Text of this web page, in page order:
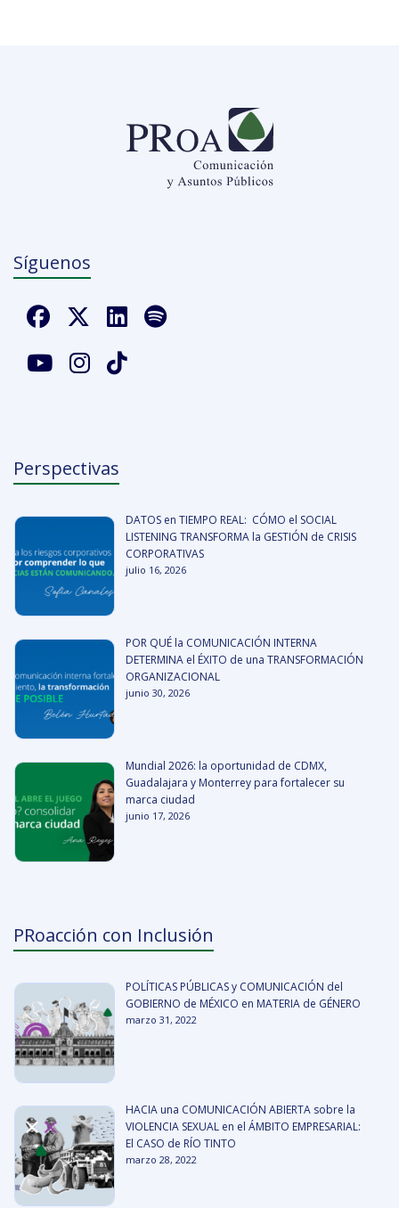
Síguenos
Perspectivas
DATOS en TIEMPO REAL: CÓMO el SOCIAL
LISTENING TRANSFORMA la GESTIÓN de CRISIS
CORPORATIVAS
julio 16, 2026
POR QUÉ la COMUNICACIÓN INTERNA
DETERMINA el ÉXITO de una TRANSFORMACIÓN
ORGANIZACIONAL
junio 30, 2026
Mundial 2026: la oportunidad de CDMX,
Guadalajara y Monterrey para fortalecer su
marca ciudad
junio 17, 2026
PRoacción con Inclusión
POLÍTICAS PÚBLICAS y COMUNICACIÓN del
GOBIERNO de MÉXICO en MATERIA de GÉNERO
marzo 31, 2022
HACIA una COMUNICACIÓN ABIERTA sobre la
VIOLENCIA SEXUAL en el ÁMBITO EMPRESARIAL:
El CASO de RÍO TINTO
marzo 28, 2022